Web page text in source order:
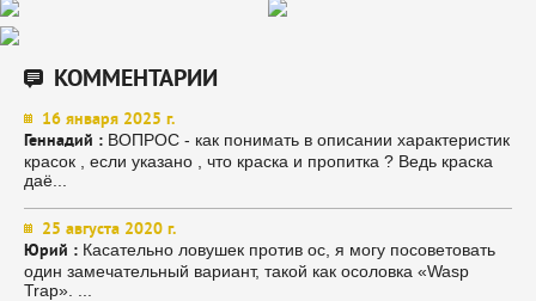
КОММЕНТАРИИ
16 января 2025 г.
Геннадий : ВОПРОС - как понимать в описании характеристик
красок , если указано , что краска и пропитка ? Ведь краска
даё...
25 августа 2020 г.
Юрий : Касательно ловушек против ос, я могу посоветовать
один замечательный вариант, такой как осоловка «Wasp
Trap». ...